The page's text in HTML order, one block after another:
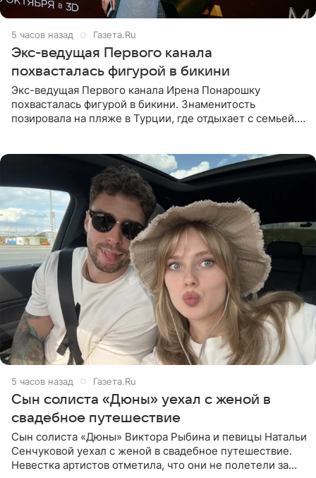
5 часов назад Газета.Ru
Экс-ведущая Первого канала
похвасталась фигурой в бикини
Экс-ведущая Первого канала Ирена Понарошку
похвасталась фигурой в бикини. Знаменитость
позировала на пляже в Турции, где отдыхает с семьей.
5 часов назад Газета.Ru
Сын солиста «Дюны» уехал с женой в
свадебное путешествие
Сын солиста «Дюны» Виктора Рыбина и певицы Натальи
Сенчуковой уехал с женой в свадебное путешествие.
Невестка артистов отметила, что они не полетели за